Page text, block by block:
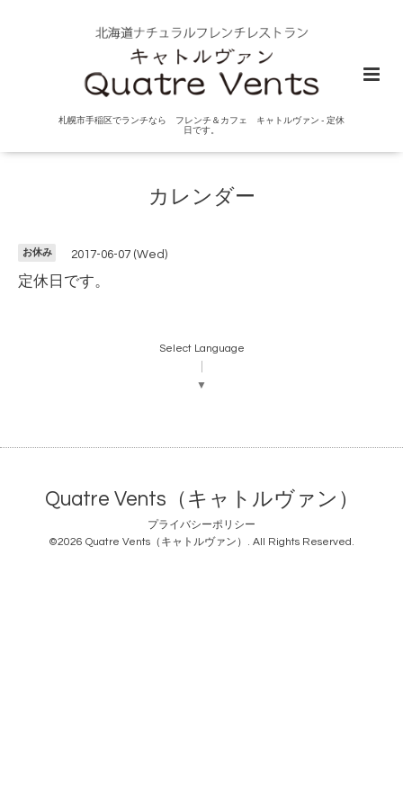
札幌市手稲区でランチなら フレンチ＆カフェ キャトルヴァン - 定休
日です。
カレンダー
お休み 2017-06-07 (Wed)
定休日です。
Select Language
▼
Quatre Vents（キャトルヴァン）
プライバシーポリシー
©2026 Quatre Vents（キャトルヴァン） . All Rights Reserved.